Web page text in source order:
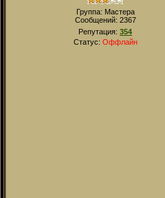
Группа: Мастера
Сообщений: 2367
Репутация: 354
Статус: Оффлайн